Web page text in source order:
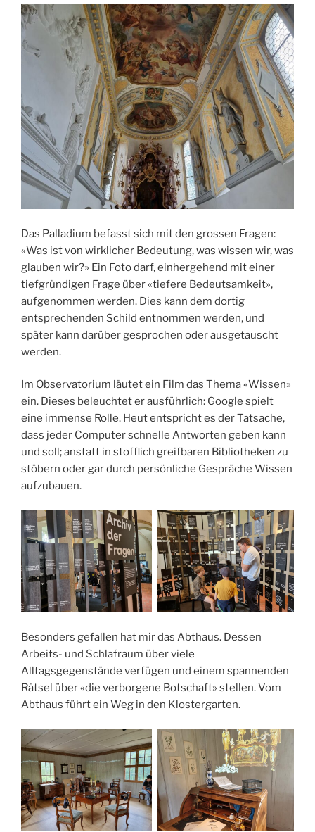
Das Palladium befasst sich mit den grossen Fragen:
«Was ist von wirklicher Bedeutung, was wissen wir, was
glauben wir?» Ein Foto darf, einhergehend mit einer
tiefgründigen Frage über «tiefere Bedeutsamkeit»,
aufgenommen werden. Dies kann dem dortig
entsprechenden Schild entnommen werden, und
später kann darüber gesprochen oder ausgetauscht
werden.
Im Observatorium läutet ein Film das Thema «Wissen»
ein. Dieses beleuchtet er ausführlich: Google spielt
eine immense Rolle. Heut entspricht es der Tatsache,
dass jeder Computer schnelle Antworten geben kann
und soll; anstatt in stofflich greifbaren Bibliotheken zu
stöbern oder gar durch persönliche Gespräche Wissen
aufzubauen.
Besonders gefallen hat mir das Abthaus. Dessen
Arbeits- und Schlafraum über viele
Alltagsgegenstände verfügen und einem spannenden
Rätsel über «die verborgene Botschaft» stellen. Vom
Abthaus führt ein Weg in den Klostergarten.